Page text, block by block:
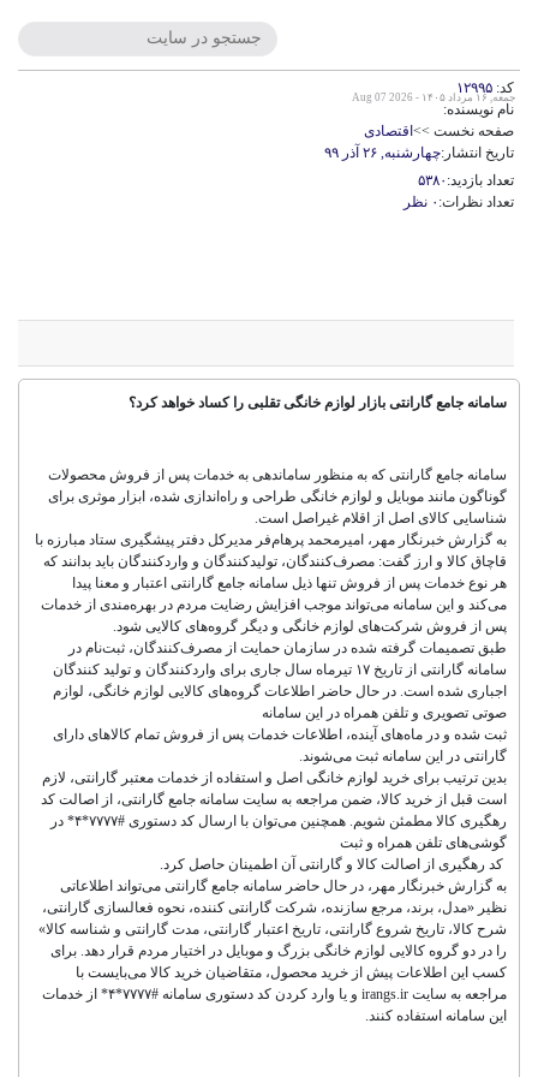
جمعه, ۱۶ مرداد ۱۴۰۵ - Aug 07 2026
کد:
نام نویسنده:
صفحه نخست >> اقتصادی
تاریخ انتشار:چهارشنبه, ۲۶ آذر ۹۹
تعداد بازدید: ۵۳۸۰
تعداد نظرات: ۰ نظر
سامانه جامع گارانتی بازار لوازم خانگی تقلبی را کساد خواهد کرد؟
سامانه جامع گارانتی که به منظور ساماندهی به خدمات پس از فروش محصولات
گوناگون مانند موبایل و لوازم خانگی طراحی و راه‌اندازی شده، ابزار موثری برای
شناسایی کالای اصل از اقلام غیراصل است.
به گزارش خبرنگار مهر، امیرمحمد پرهام‌فر مدیرکل دفتر پیشگیری ستاد مبارزه با
قاچاق کالا و ارز گفت: مصرف‌کنندگان، تولیدکنندگان و واردکنندگان باید بدانند که
هر نوع خدمات پس از فروش تنها ذیل سامانه جامع گارانتی اعتبار و معنا پیدا
می‌کند و این سامانه می‌تواند موجب افزایش رضایت مردم در بهره‌مندی از خدمات
پس از فروش شرکت‌های لوازم خانگی و دیگر گروه‌های کالایی شود.
طبق تصمیمات گرفته شده در سازمان حمایت از مصرف‌کنندگان، ثبت‌نام در
سامانه گارانتی از تاریخ ۱۷ تیرماه سال جاری برای واردکنندگان و تولید کنندگان
اجباری شده است. در حال حاضر اطلاعات گروه‌های کالایی لوازم خانگی، لوازم
صوتی تصویری و تلفن همراه در این سامانه
ثبت شده و در ماه‌های آینده، اطلاعات خدمات پس از فروش تمام کالاهای دارای
گارانتی در این سامانه ثبت می‌شوند.
بدین ترتیب برای خرید لوازم خانگی اصل و استفاده از خدمات معتبر گارانتی، لازم
است قبل از خرید کالا، ضمن مراجعه به سایت سامانه جامع گارانتی، از اصالت کد
رهگیری کالا مطمئن شویم. همچنین می‌توان با ارسال کد دستوری #۷۷۷۷*۴* در
گوشی‌های تلفن همراه و ثبت
کد رهگیری از اصالت کالا و گارانتی آن اطمینان حاصل کرد.
به گزارش خبرنگار مهر، در حال حاضر سامانه جامع گارانتی می‌تواند اطلاعاتی
نظیر «مدل، برند، مرجع سازنده، شرکت گارانتی کننده، نحوه فعالسازی گارانتی،
شرح کالا، تاریخ شروع گارانتی، تاریخ اعتبار گارانتی، مدت گارانتی و شناسه کالا»
را در دو گروه کالایی لوازم خانگی بزرگ و موبایل در اختیار مردم قرار دهد. برای
کسب این اطلاعات پیش از خرید محصول، متقاضیان خرید کالا می‌بایست با
مراجعه به سایت irangs.ir و یا وارد کردن کد دستوری سامانه #۷۷۷۷*۴* از خدمات
این سامانه استفاده کنند.